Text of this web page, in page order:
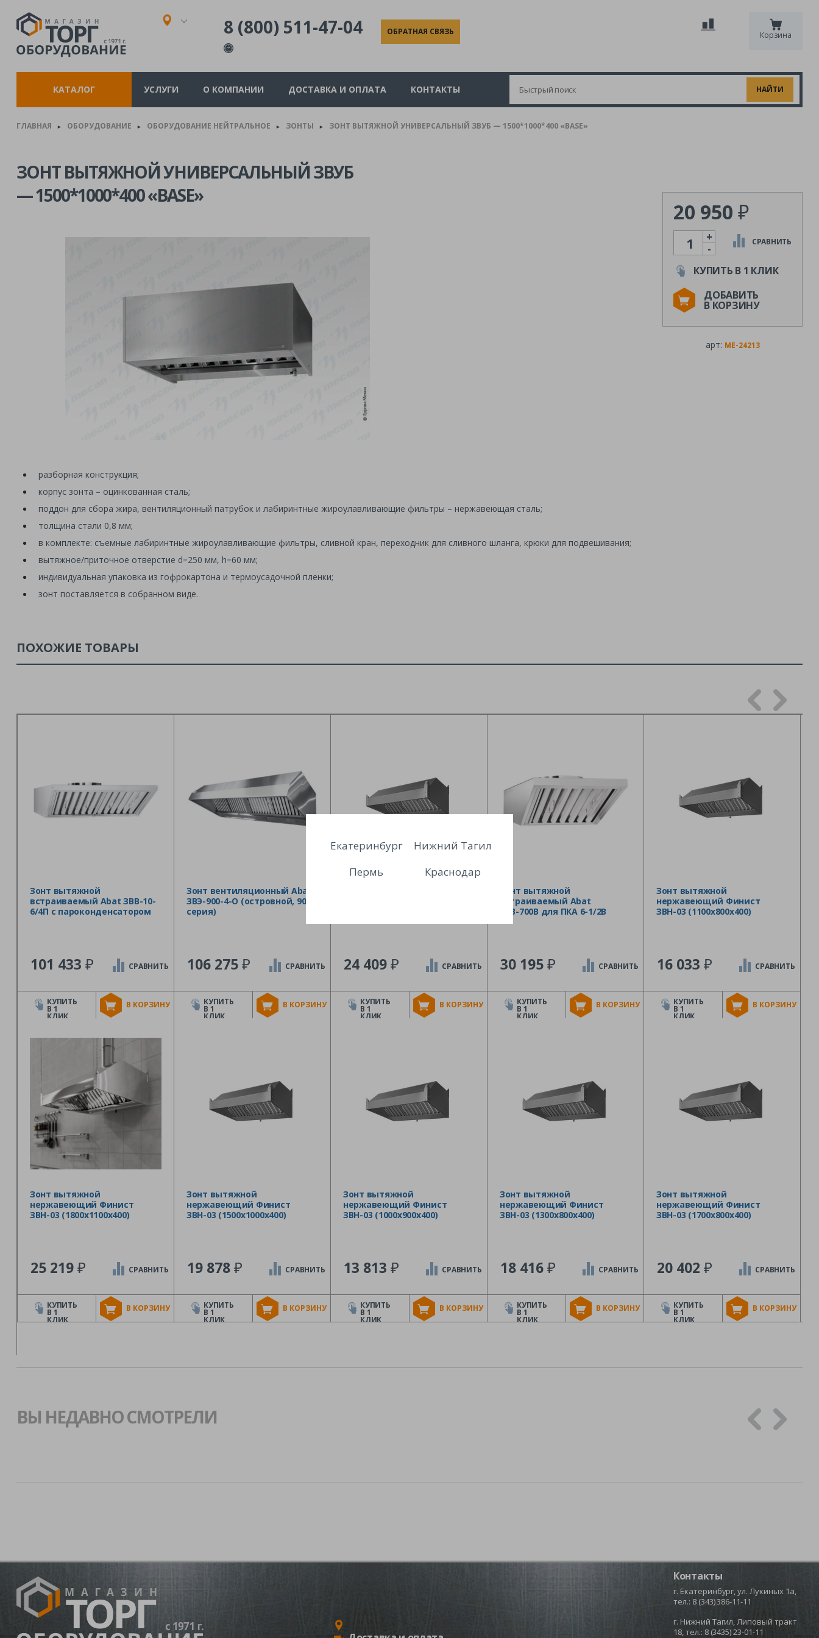
8 (800) 511-47-04 ОБРАТНАЯ СВЯЗЬ Корзина
КАТАЛОГ УСЛУГИ О КОМПАНИИ ДОСТАВКА И ОПЛАТА КОНТАКТЫ
ГЛАВНАЯ ► ОБОРУДОВАНИЕ ► ОБОРУДОВАНИЕ НЕЙТРАЛЬНОЕ ► ЗОНТЫ ► ЗОНТ ВЫТЯЖНОЙ УНИВЕРСАЛЬНЫЙ ЗВУБ — 1500*1000*400 «BASE»
ЗОНТ ВЫТЯЖНОЙ УНИВЕРСАЛЬНЫЙ ЗВУБ
— 1500*1000*400 «BASE»
20 950 ₽
Количество
-
+ СРАВНИТЬ
КУПИТЬ В 1 КЛИК
ДОБАВИТЬ
В КОРЗИНУ
арт: ME-24213
разборная конструкция;
корпус зонта – оцинкованная сталь;
поддон для сбора жира, вентиляционный патрубок и лабиринтные жироулавливающие фильтры – нержавеющая сталь;
толщина стали 0,8 мм;
в комплекте: съемные лабиринтные жироулавливающие фильтры, сливной кран, переходник для сливного шланга, крюки для подвешивания;
вытяжное/приточное отверстие d=250 мм, h=60 мм;
индивидуальная упаковка из гофрокартона и термоусадочной пленки;
зонт поставляется в собранном виде.
ПОХОЖИЕ ТОВАРЫ
Зонт вытяжной
встраиваемый Abat ЗВВ-10-
6/4П с пароконденсатором
101 433 ₽
В КОРЗИНУ
СРАВНИТЬ
КУПИТЬ
В 1
КЛИК
Зонт вентиляционный Abat
ЗВЭ-900-4-О (островной, 900
серия)
106 275₽
В КОРЗИНУ
СРАВНИТЬ
КУПИТЬ
В 1
КЛИК
24 409₽
В КОРЗИНУ
СРАВНИТЬ
КУПИТЬ
В 1
КЛИК
Зонт вытяжной
встраиваемый Abat
ЗВВ-700В для ПКА 6-1/2В
30 195₽
В КОРЗИНУ
СРАВНИТЬ
КУПИТЬ
В 1
КЛИК
Зонт вытяжной
нержавеющий Финист
ЗВН-03 (1100х800х400)
16 033 ₽
В КОРЗИНУ
СРАВНИТЬ
КУПИТЬ
В 1
КЛИК
Зонт вытяжной
нержавеющий Финист
ЗВН-03 (1800х1100х400)
25 219₽
В КОРЗИНУ
СРАВНИТЬ
КУПИТЬ
В 1
КЛИК
Зонт вытяжной
нержавеющий Финист
ЗВН-03 (1500х1000х400)
19 878₽
В КОРЗИНУ
СРАВНИТЬ
КУПИТЬ
В 1
КЛИК
Зонт вытяжной
нержавеющий Финист
ЗВН-03 (1000х900х400)
13 813 ₽
В КОРЗИНУ
СРАВНИТЬ
КУПИТЬ
В 1
КЛИК
Зонт вытяжной
нержавеющий Финист
ЗВН-03 (1300х800х400)
18 416₽
В КОРЗИНУ
СРАВНИТЬ
КУПИТЬ
В 1
КЛИК
Зонт вытяжной
нержавеющий Финист
ЗВН-03 (1700х800х400)
20 402 ₽
В КОРЗИНУ
СРАВНИТЬ
КУПИТЬ
В 1
КЛИК
ВЫ НЕДАВНО СМОТРЕЛИ
Контакты
г. Екатеринбург, ул. Лукиных 1а,
тел.: 8 (343) 386-11-11
г. Нижний Тагил, Липовый тракт
18, тел.: 8 (3435) 23-01-11
Екатеринбург
Нижний Тагил
Пермь
Краснодар